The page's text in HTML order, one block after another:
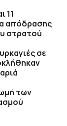
11
απόδρασης
στρατού
σε
των